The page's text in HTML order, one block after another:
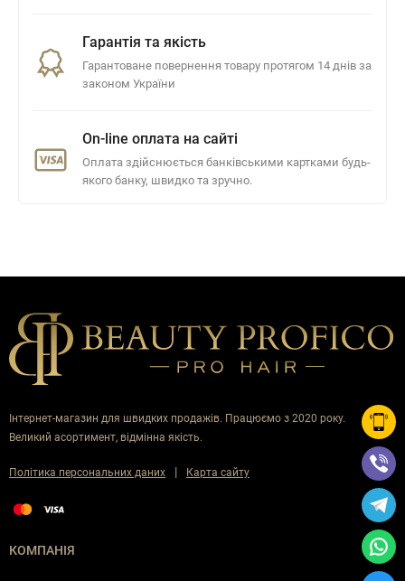
Гарантія та якість
Гарантоване повернення товару протягом 14 днів за
законом України
On-line оплата на сайті
Оплата здійснюється банківськими картками будь-
якого банку, швидко та зручно.
Інтернет-магазин для швидких продажів. Працюємо з 2020 року.
Великий асортимент, відмінна якість.
Політика персональних даних | Карта сайту
КОМПАНІЯ